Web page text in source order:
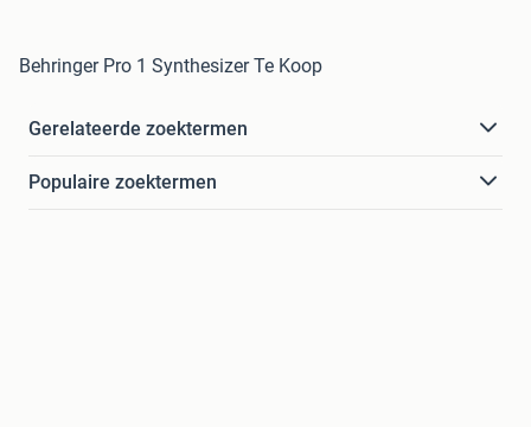
Behringer Pro 1 Synthesizer Te Koop
Gerelateerde zoektermen
Populaire zoektermen